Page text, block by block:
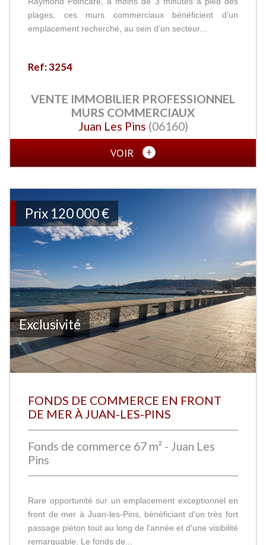
plages, ces murs commerciaux bénéficient d’un
emplacement recherché, au sein d’un secteur...
Ref: 3254
VENTE IMMOBILIER PROFESSIONNEL
MURS COMMERCIAUX
Juan Les Pins (06160)
VOIR
Exclusivité
Prix 120 000 €
FONDS DE COMMERCE EN FRONT
DE MER À JUAN-LES-PINS
Fonds de commerce 67 m² - Juan Les
Pins
Rare opportunité sur un emplacement exceptionnel en
front de mer à Juan-les-Pins, bénéficiant d'un très fort
passage piéton tout au long de l'année et d'une visibilité
remarquable. Le fonds de...